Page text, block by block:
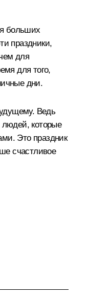
больших
праздники,
для
для того,
дни.
Ведь
людей, которые
Это праздник
счастливое